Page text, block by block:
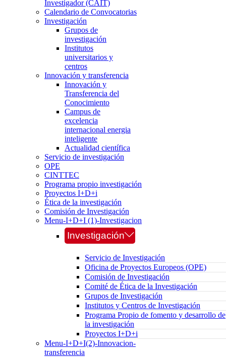
Investigador (CAIT)
Calendario de Convocatorias
Investigación
Grupos de
investigación
Institutos
universitarios y
centros
Innovación y transferencia
Innovación y
Transferencia del
Conocimiento
Campus de
excelencia
internacional energia
inteligente
Actualidad científica
Servicio de investigación
OPE
CINTTEC
Programa propio investigación
Proyectos I+D+i
Ética de la investigación
Comisión de Investigación
Menu-I+D+I (1)-Investigacion
Investigación
Servicio de Investigación
Oficina de Proyectos Europeos (OPE)
Comisión de Investigación
Comité de Ética de la Investigación
Grupos de Investigación
Institutos y Centros de Investigación
Programa Propio de fomento y desarrollo de
la investigación
Proyectos I+D+i
Menu-I+D+I(2)-Innovacion-
transferencia